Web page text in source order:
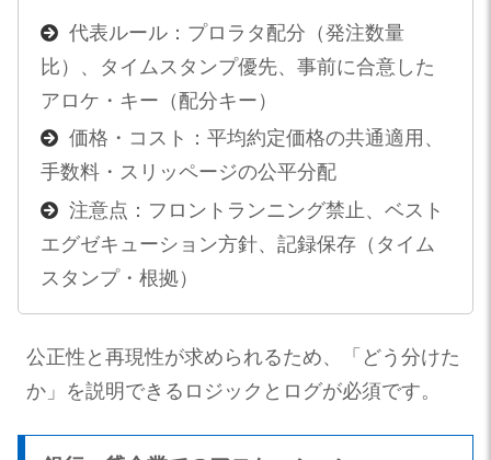
代表ルール：プロラタ配分（発注数量
比）、タイムスタンプ優先、事前に合意した
アロケ・キー（配分キー）
価格・コスト：平均約定価格の共通適用、
手数料・スリッページの公平分配
注意点：フロントランニング禁止、ベスト
エグゼキューション方針、記録保存（タイム
スタンプ・根拠）
公正性と再現性が求められるため、「どう分けた
か」を説明できるロジックとログが必須です。